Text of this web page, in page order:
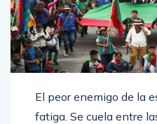
El peor enemigo de la
fatiga. Se cuela entre